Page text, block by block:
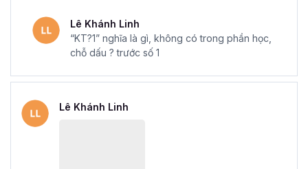
Mẫu chứng chỉ Excel sau khi hoàn thành khóa học tại Gitiho
Gitiho, sẽ giúp bạn làm việc linh hoạt hơn, mở ra cơ hội
nhận những ưu đãi tuyệt vời từ Gitiho nhé.
Lê Khánh Linh
“KT?1” nghĩa là gì, không có trong phần học,
chỗ dấu ? trước số 1
Lê Khánh Linh